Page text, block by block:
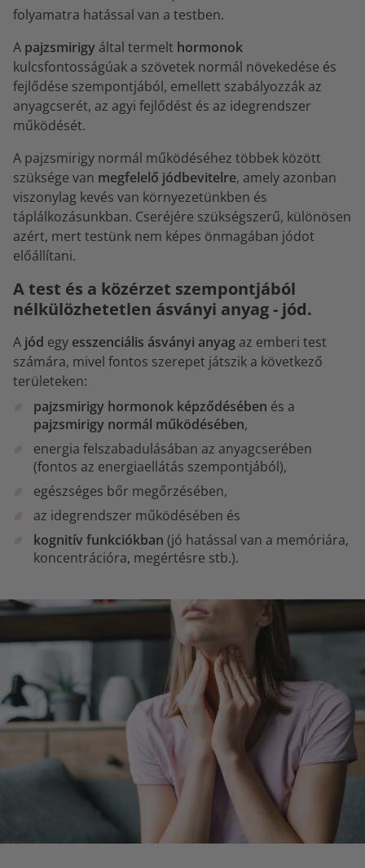
folyamatra hatással van a testben.
A pajzsmirigy által termelt hormonok
kulcsfontosságúak a szövetek normál növekedése és
fejlődése szempontjából, emellett szabályozzák az
anyagcserét, az agyi fejlődést és az idegrendszer
működését.
A pajzsmirigy normál működéséhez többek között
szüksége van megfelelő jódbevitelre, amely azonban
viszonylag kevés van környezetünkben és
táplálkozásunkban. Cseréjére szükségszerű, különösen
azért, mert testünk nem képes önmagában jódot
előállítani.
A test és a közérzet szempontjából
nélkülözhetetlen ásványi anyag - jód.
A jód egy esszenciális ásványi anyag az emberi test
számára, mivel fontos szerepet játszik a következő
területeken:
pajzsmirigy hormonok képződésében és a
pajzsmirigy normál működésében,
energia felszabadulásában az anyagcserében
(fontos az energiaellátás szempontjából),
egészséges bőr megőrzésében,
az idegrendszer működésében és
kognitív funkciókban (jó hatással van a memóriára,
koncentrációra, megértésre stb.).